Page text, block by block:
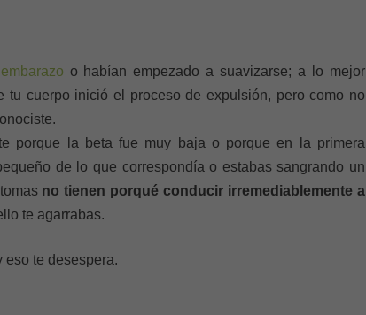
o habían empezado a suavizarse; a lo mejor
tu cuerpo inició el proceso de expulsión, pero como no
porque la beta fue muy baja o porque en la primera
de lo que correspondía o estabas sangrando un
no tienen porqué conducir irremediablemente a
te agarrabas.
eso te desespera.